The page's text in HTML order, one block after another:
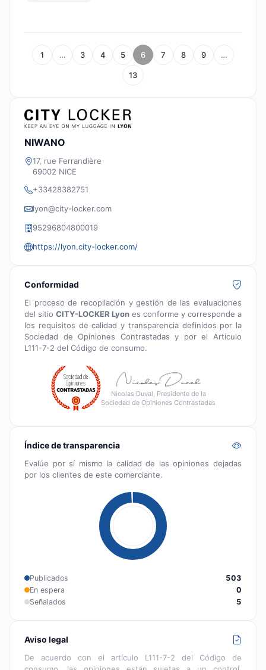
1 … 3 4 5 6 7 8 9 …
13
NIWANO
17, rue Ferrandière
69002 NICE
+33428382751
lyon@city-locker.com
95296804800019
https://lyon.city-locker.com/
Conformidad
El proceso de recopilación y gestión de las evaluaciones
del sitio CITY-LOCKER Lyon es conforme y corresponde a
los requisitos de calidad y transparencia definidos por la
Sociedad de Opiniones Contrastadas y por el Artículo
L111-7-2 del Código de consumo.
Nicolas Duval, Presidente de la
Sociedad de Opiniones Contrastadas
Índice de transparencia
Evalúe por sí mismo la calidad de las opiniones dejadas
por los clientes de este comerciante.
Publicados
503
En espera
0
Señalados
5
Aviso legal
De acuerdo con el artículo L111-7-2 del Código de